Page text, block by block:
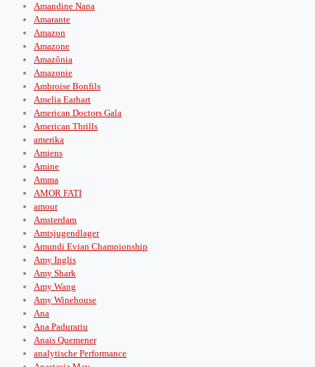
Amandine Nana
Amarante
Amazon
Amazone
Amazônia
Amazonie
Ambroise Bonfils
Amelia Earhart
American Doctors Gala
American Thrills
amerika
Amiens
Amine
Amma
AMOR FATI
amour
Amsterdam
Amtsjugendlager
Amundi Evian Championship
Amy Inglis
Amy Shark
Amy Wang
Amy Winehouse
Ana
Ana Padurariu
Anaïs Quemener
analytische Performance